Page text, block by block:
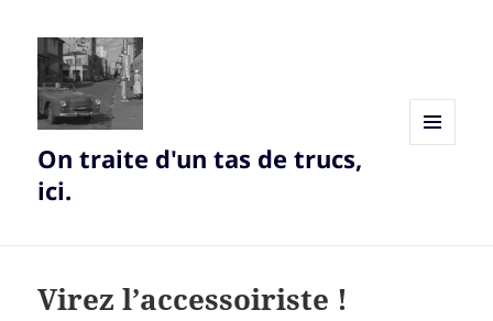
On traite d'un tas de trucs,
ici.
Virez l’accessoiriste !